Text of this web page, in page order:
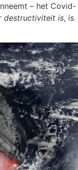
– het Covid-
destructiviteit is, is